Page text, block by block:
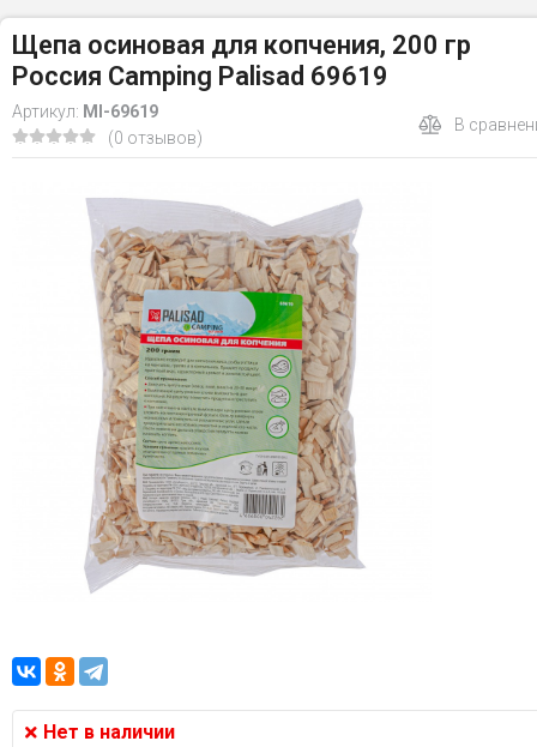
Щепа осиновая для копчения, 200 гр
Россия Camping Palisad 69619
Артикул: MI-69619
(0 отзывов)
В
Нет в наличии